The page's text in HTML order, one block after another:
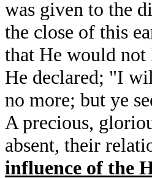
was given to the
the close of this
that He would
He declared; "I
no more; but ye
A precious,
absent, their
influence of the